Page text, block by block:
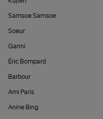
Samsoe Samsoe
Soeur
Ganni
Éric Bompard
Barbour
Ami Paris
Anine Bing